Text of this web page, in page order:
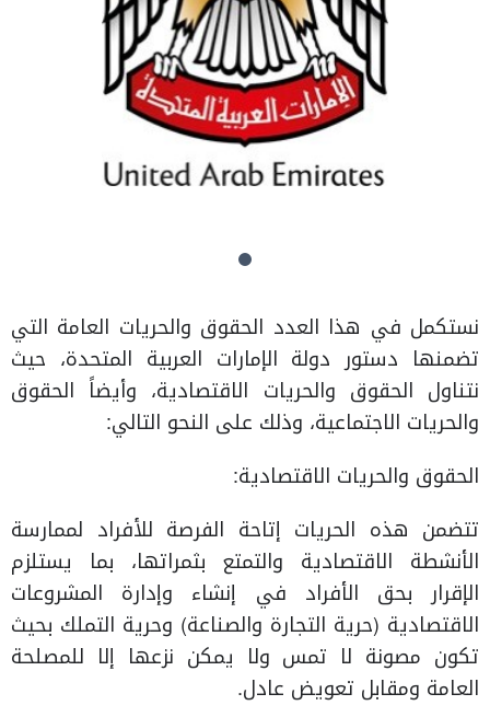
نستكمل في هذا العدد الحقوق والحريات العامة التي
تضمنها دستور دولة الإمارات العربية المتحدة، حيث
نتناول الحقوق والحريات الاقتصادية، وأيضاً الحقوق
والحريات الاجتماعية، وذلك على النحو التالي:
الحقوق والحريات الاقتصادية:
تتضمن هذه الحريات إتاحة الفرصة للأفراد لممارسة
الأنشطة الاقتصادية والتمتع بثمراتها، بما يستلزم
الإقرار بحق الأفراد في إنشاء وإدارة المشروعات
الاقتصادية (حرية التجارة والصناعة) وحرية التملك بحيث
تكون مصونة لا تمس ولا يمكن نزعها إلا للمصلحة
العامة ومقابل تعويض عادل.